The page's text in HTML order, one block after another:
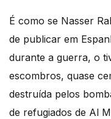
É como se Nasser
de publicar em
durante a guerra, o
escombros, quase
destruída pelos
de refugiados de Al